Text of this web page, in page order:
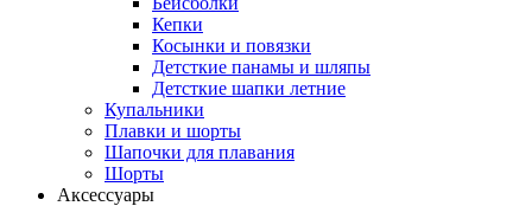
Кепки
Косынки и повязки
Детсткие панамы и шляпы
Детсткие шапки летние
Купальники
Плавки и шорты
Шапочки для плавания
Шорты
Аксессуары